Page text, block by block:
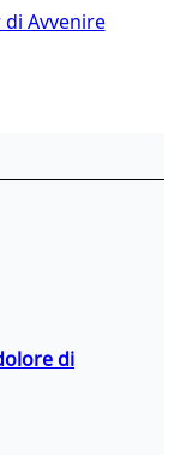
Avvenire
di